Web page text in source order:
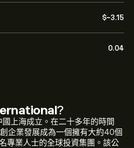
‎$‎-3.15
0.04
?
上海成立。在二十多年的時間
企業發展成為一個擁有大約40個
專業人士的全球投資集團。該公